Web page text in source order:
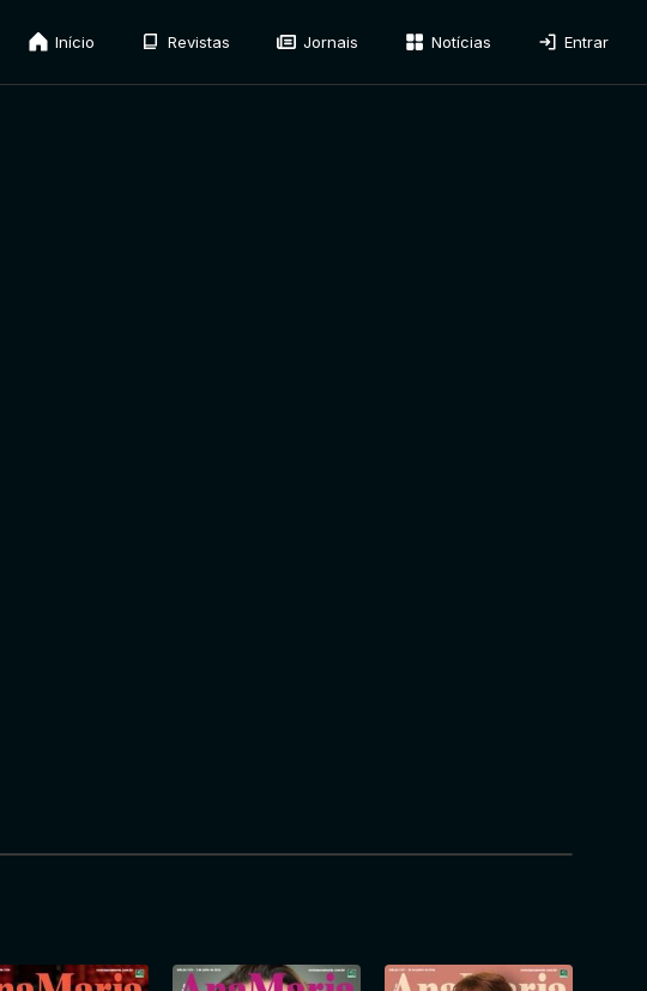
Início Revistas Jornais Notícias Entrar